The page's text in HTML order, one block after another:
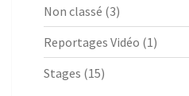
Non classé (3)
Reportages Vidéo (1)
Stages (15)